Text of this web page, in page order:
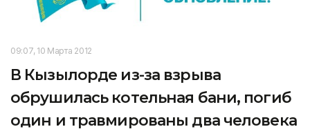
09:07, 10 Марта 2012
В Кызылорде из-за взрыва
обрушилась котельная бани, погиб
один и травмированы два человека